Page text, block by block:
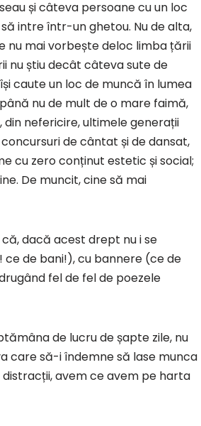
și câteva persoane cu un loc
intre într-un ghetou. Nu de alta,
nu mai vorbește deloc limba țării
nu știu decât câteva sute de
caute un loc de muncă în lumea
nu de mult de o mare faimă,
din nefericire, ultimele generații
de cântat și de dansat,
cu zero conținut estetic și social;
De muncit, cine să mai
dacă acest drept nu i se
de bani!), cu bannere (ce de
fel de fel de poezele
de lucru de șapte zile, nu
care să-i îndemne să lase munca
avem ce avem pe harta